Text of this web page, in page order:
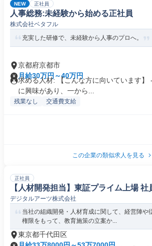
NEW 正社員
人事総務:未経験から始める正社員
株式会社ベタフル
充実した研修で、未経験から人事のプロへ。
京都府京都市
月給30万円～40万円
求める人材: 【こんな方に向いています】
に興味があり、一から...
残業なし 交通費支給
この企業の類似求人を見る
正社員
【人材開発担当】東証プライム上場
デジタルアーツ株式会社
当社の組織開発・人材育成に関して、経営陣や
権限をもって、教育施策の立案か...
東京都千代田区